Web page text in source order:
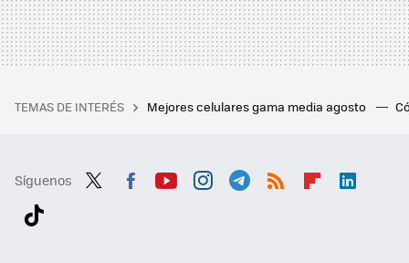
TEMAS DE INTERÉS Mejores celulares gama media agosto
Síguenos